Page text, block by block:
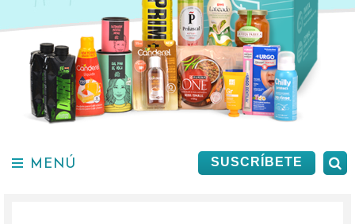
SUSCRÍBETE
MENÚ